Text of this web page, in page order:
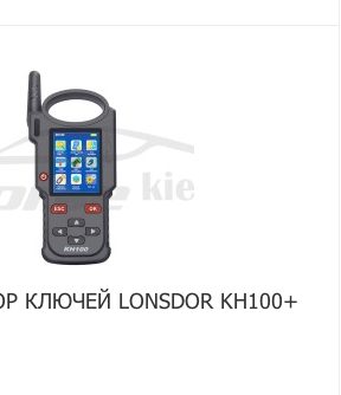
КЛЮЧЕЙ LONSDOR KH100+